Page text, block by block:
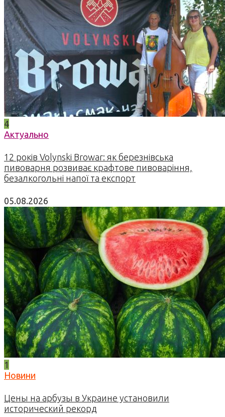
4
Актуально
12 років Volynski Browar: як березнівська
пивоварня розвиває крафтове пивоваріння,
безалкогольні напої та експорт
05.08.2026
1
Новини
Цены на арбузы в Украине установили
исторический рекорд